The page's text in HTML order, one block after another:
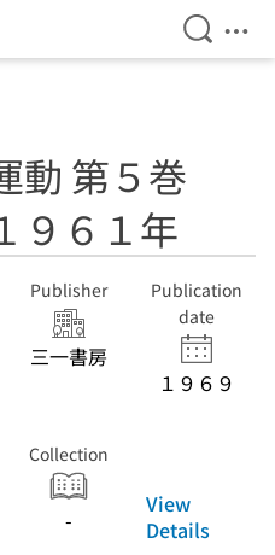
Open
動 第５巻
９６１年
Publisher
三一書房
Publication
date
１９６９
Collection
-
View
Details